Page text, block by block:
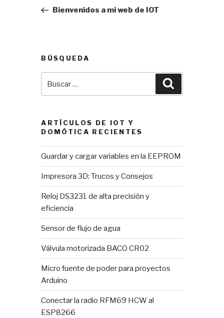
entradas
anterior:
Bienvenidos a mi web de IOT
BÚSQUEDA
ARTÍCULOS DE IOT Y
DOMÓTICA RECIENTES
Guardar y cargar variables en la EEPROM
Impresora 3D: Trucos y Consejos
Reloj DS3231 de alta precisión y
eficiencia
Sensor de flujo de agua
Válvula motorizada BACO CR02
Micro fuente de poder para proyectos
Arduino
Conectar la radio RFM69 HCW al
ESP8266